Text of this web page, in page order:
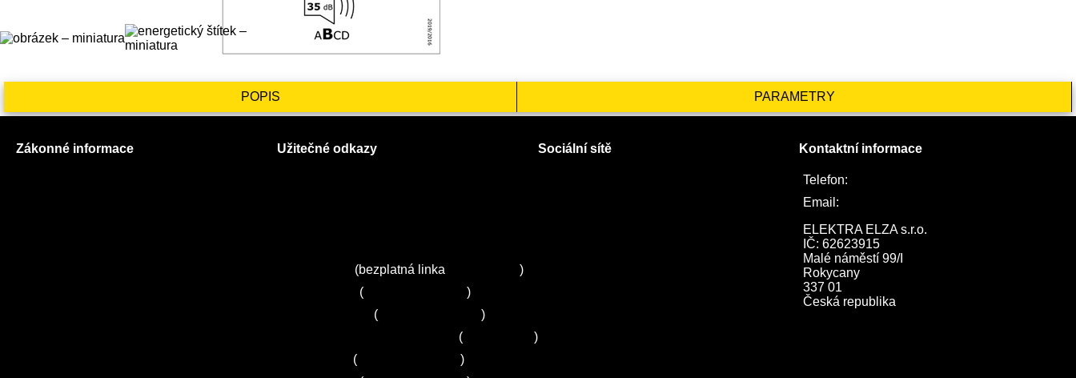
POPIS PARAMETRY
Zákonné informace Užitečné odkazy
(bezplatná linka
)
(
)
(
)
(
)
(
)
Sociální sítě Kontaktní informace
Telefon:
Email:
ELEKTRA ELZA s.r.o.
IČ: 62623915
Malé náměstí 99/I
Rokycany
337 01
Česká republika